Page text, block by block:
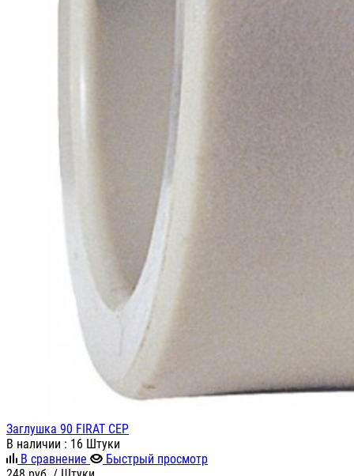
Заглушка 90 FIRAT СЕР
В наличии : 16 Штуки
В сравнение
Быстрый просмотр